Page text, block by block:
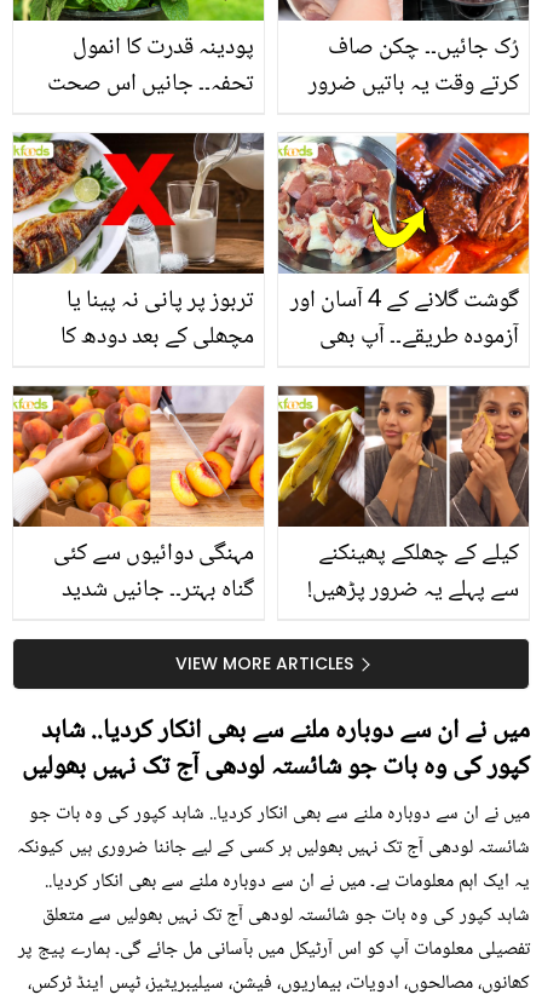
پودینہ قدرت کا انمول
تحفہ۔۔ جانیں اس صحت
انگیز طبی فوائد
رُک جائیں۔۔ چکن صاف
کرتے وقت یہ باتیں ضرور
تربوز پر پانی نہ پینا یا
مچھلی کے بعد دودھ کا
سے متعلق غلط فہمیوں کی
حقیقت کیا ہے اور افواہ
کیا؟
گوشت گلانے کے 4 آسان اور
آزمودہ طریقے۔۔ آپ بھی
بتائے راز
مہنگی دوائیوں سے کئی
گناہ بہتر۔۔ جانیں شدید
کیوں کھانا چاہیے؟
کیلے کے چھلکے پھینکنے
سے پہلے یہ ضرور پڑھیں!
سستا اور قدرتی حلVIEW MORE ARTICLES
میں نے ان سے دوبارہ ملنے سے بھی انکار کردیا.. شاہد
کپور کی وہ بات جو شائستہ لودھی آج تک نہیں بھولیں
میں نے ان سے دوبارہ ملنے سے بھی انکار کردیا.. شاہد کپور کی وہ بات جو
شائستہ لودھی آج تک نہیں بھولیں ہر کسی کے لیے جاننا ضروری ہیں کیونکہ
یہ ایک اہم معلومات ہے۔ میں نے ان سے دوبارہ ملنے سے بھی انکار کردیا..
شاہد کپور کی وہ بات جو شائستہ لودھی آج تک نہیں بھولیں سے متعلق
تفصیلی معلومات آپ کو اس آرٹیکل میں بآسانی مل جائے گی۔ ہمارے پیج پر
کھانوں، مصالحوں، ادویات، بیماریوں، فیشن، سیلیبریٹیز، ٹپس اینڈ ٹرکس،